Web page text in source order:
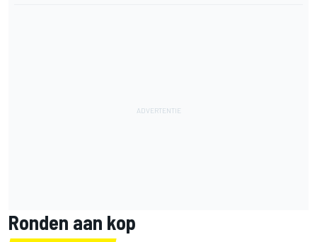
Ronden aan kop